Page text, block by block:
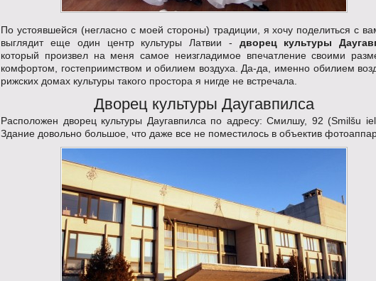
По устоявшейся (негласно с моей стороны) традиции, я хочу поделиться с
выглядит еще один центр культуры Латвии - дворец культуры
который произвел на меня самое неизгладимое впечатление своими
комфортом, гостеприимством и обилием воздуха. Да-да, именно обилием
рижских домах культуры такого простора я нигде не встречала.
Дворец культуры Даугавпилса
Расположен дворец культуры Даугавпилса по адресу: Смилшу, 92 (Smilšu
Здание довольно большое, что даже все не поместилось в объектив